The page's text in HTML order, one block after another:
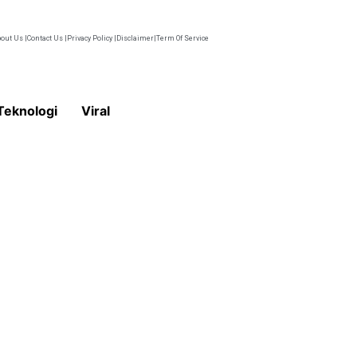
Us |Contact Us | Privacy Policy | Disclaimer|Term Of Service
Viral